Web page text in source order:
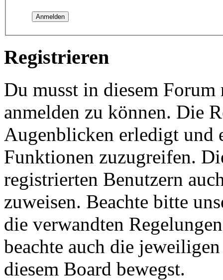
Registrieren
Du musst in diesem
anmelden zu können. Die
Augenblicken erledigt und
Funktionen zuzugreifen.
registrierten Benutzern
zuweisen. Beachte bitte
die verwandten
beachte auch die
diesem Board bewegst.